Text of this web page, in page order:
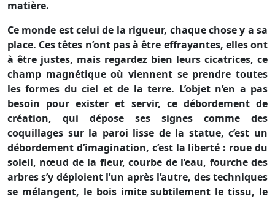
matière.
Ce monde est celui de la rigueur, chaque chose y a sa
place. Ces têtes n’ont pas à être effrayantes, elles ont
à être justes, mais regardez bien leurs cicatrices, ce
champ magnétique où viennent se prendre toutes
les formes du ciel et de la terre. L’objet n’en a pas
besoin pour exister et servir, ce débordement de
création, qui dépose ses signes comme des
coquillages sur la paroi lisse de la statue, c’est un
débordement d’imagination, c’est la liberté : roue du
soleil, nœud de la fleur, courbe de l’eau, fourche des
arbres s’y déploient l’un après l’autre, des techniques
se mélangent, le bois imite subtilement le tissu, le